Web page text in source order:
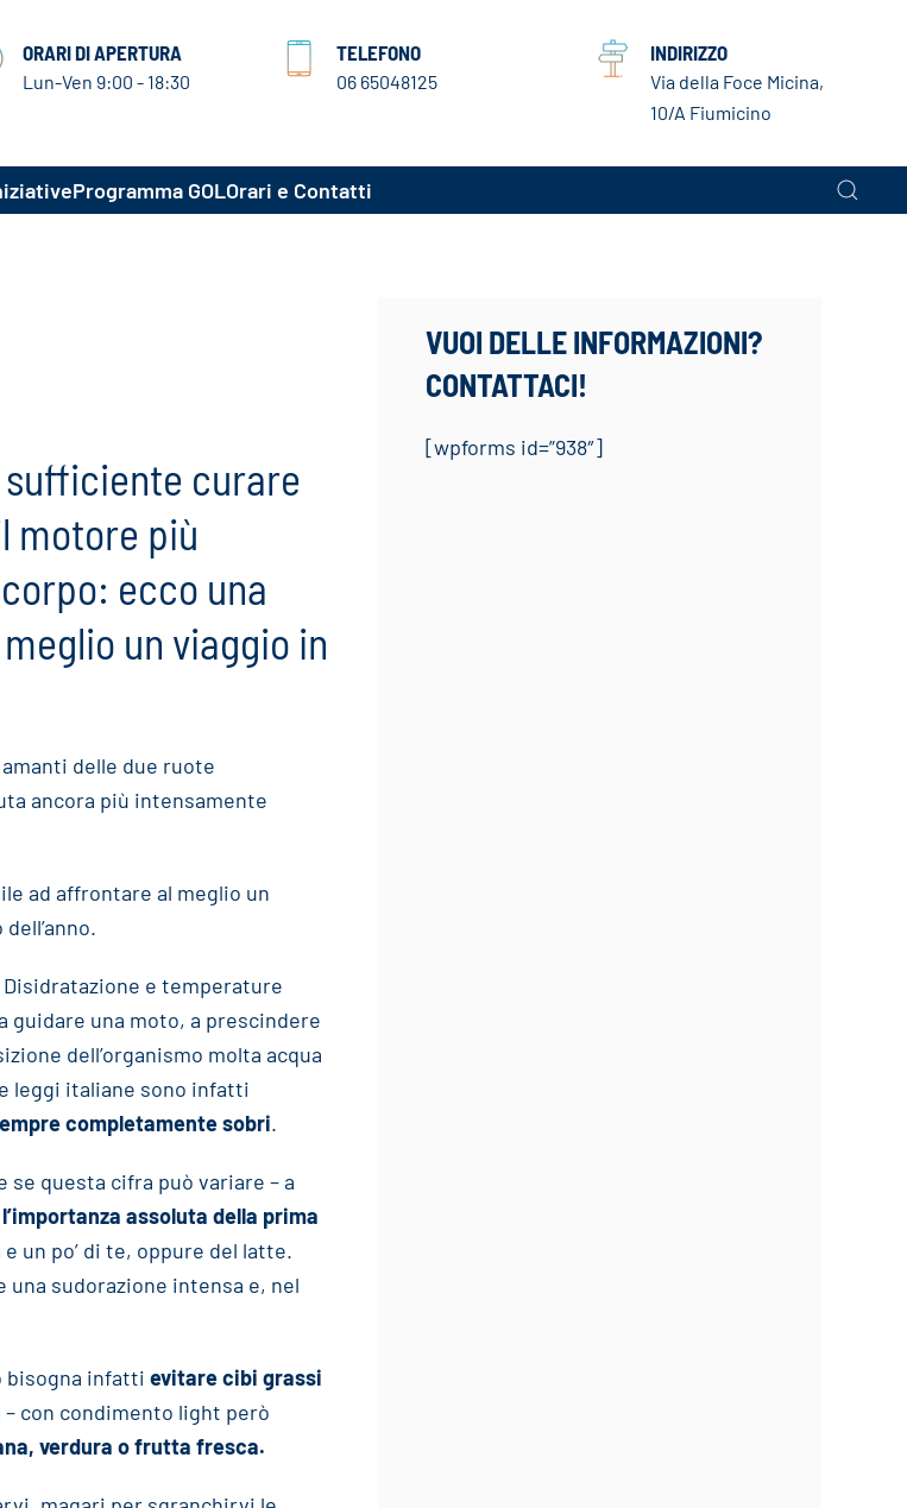
ORARI DI APERTURA
Lun-Ven 9:00 - 18:30
TELEFONO
06 65048125
INDIRIZZO
Via della Foce Micina,
10/A Fiumicino
Programma GOLOrari e Contatti
sufficiente curare
motore più
ecco una
un viaggio in
delle due ruote
ancora più intensamente
ad affrontare al meglio un
Disidratazione e temperature
guidare una moto, a prescindere
dell’organismo molta acqua
leggi italiane sono infatti
completamente sobri.
se questa cifra può variare – a
l’importanza assoluta della prima
un po’ di te, oppure del latte.
una sudorazione intensa e, nel
bisogna infatti evitare cibi grassi
– con condimento light però
verdura o frutta fresca.
VUOI DELLE INFORMAZIONI?
CONTATTACI!
[wpforms id=”938″]